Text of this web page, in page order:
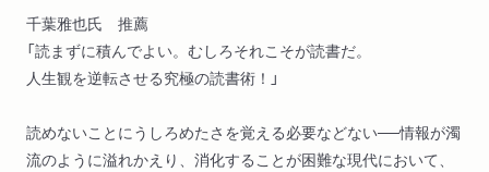
千葉雅也氏 推薦
「読まずに積んでよい。むしろそれこそが読書だ。
人生観を逆転させる究極の読書術！」
読めないことにうしろめたさを覚える必要などない──情報が濁
流のように溢れかえり、消化することが困難な現代において、